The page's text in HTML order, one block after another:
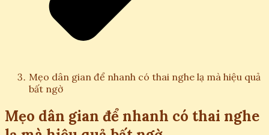
Mẹo dân gian để nhanh có thai nghe lạ mà hiệu quả
bất ngờ
Mẹo dân gian để nhanh có thai nghe